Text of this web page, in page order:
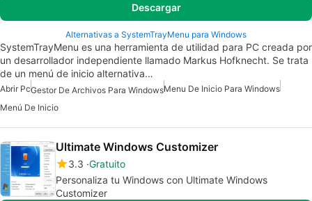
Descargar
Alternativas a SystemTrayMenu para Windows
SystemTrayMenu es una herramienta de utilidad para PC creada por
un desarrollador independiente llamado Markus Hofknecht. Se trata
de un menú de inicio alternativa…
Abrir PcGestor De Archivos Para WindowsMenu De Inicio Para Windows
Menú De Inicio
Ultimate Windows Customizer
3.3 Gratuito
Personaliza tu Windows con Ultimate Windows
Customizer